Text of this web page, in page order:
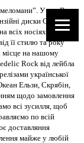
У нас Ви
диски CD, DVD,
всіх носіях. В
її стилю та року
місце на нашому
Rock від лейбла
української
Ельзи, Скрябін,
щодо замовлення
всі зусилля, щоб
по всій
доставляння
майже у любій